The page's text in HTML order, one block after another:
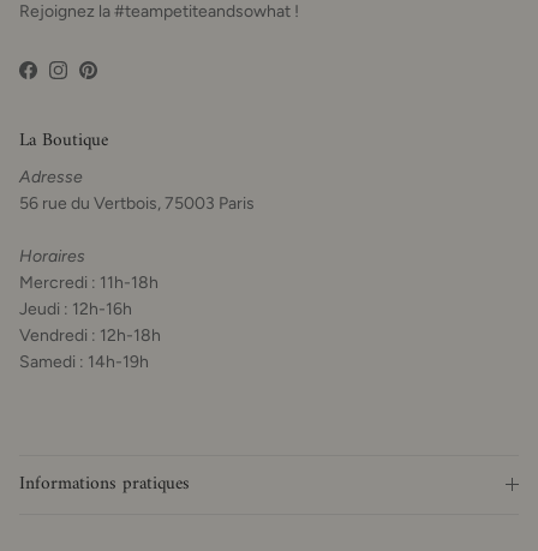
Rejoignez la #teampetiteandsowhat !
Facebook
Instagram
Pinterest
La Boutique
Adresse
56 rue du Vertbois, 75003 Paris
Horaires
Mercredi : 11h-18h
Jeudi : 12h-16h
Vendredi : 12h-18h
Samedi : 14h-19h
Informations pratiques